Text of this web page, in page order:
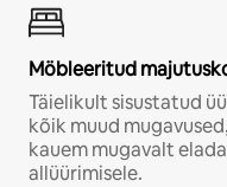
Möbleeritud
Täielikult sisustatud
kõik muud
kauem mugavalt
allüürimisele.